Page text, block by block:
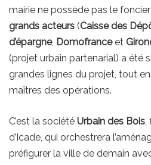
mairie ne possède pas le
grands acteurs (Caisse des
d’épargne, Domofranceet
(projet urbain partenarial) a été
grandes lignes du projet, tout
maîtres des opérations.
C’est la société Urbain des Bois,
d’Icade, qui orchestrera
préfigurer la ville de demain